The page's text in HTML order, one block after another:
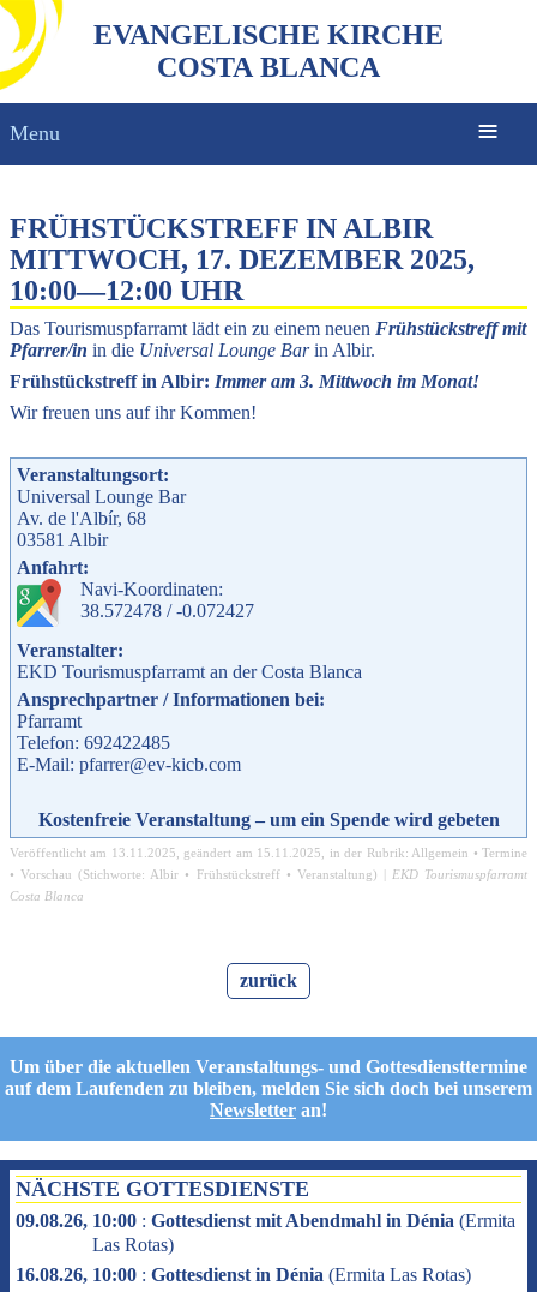
EVANGELISCHE KIRCHE
COSTA BLANCA
Menu
FRÜHSTÜCKSTREFF IN ALBIR
MITTWOCH, 17. DEZEMBER 2025,
10:00—12:00 UHR
Das Tourismuspfarramt lädt ein zu einem neuen Frühstückstreff mit
Pfarrer/in in die Universal Lounge Barin Albir.
Frühstückstreff in Albir: Immer am 3. Mittwoch im Monat!
Wir freuen uns auf ihr Kommen!
Veranstaltungsort:
Universal Lounge Bar
Av. de l'Albír, 68
03581 Albir
Anfahrt:
Navi-Koordinaten:
38.572478 / -0.072427
Veranstalter:
EKD Tourismuspfarramt an der Costa Blanca
Ansprechpartner / Informationen bei:
Pfarramt
Telefon: 692422485
E-Mail: pfarrer@ev-kicb.com
Kostenfreie Veranstaltung – um ein Spende wird gebeten
Veröffentlicht am 13.11.2025 , geändert am 15.11.2025 , in der Rubrik: Allgemein •Termine
• Vorschau (Stichworte: Albir • Frühstückstreff• Veranstaltung) | EKD Tourismuspfarramt
Costa Blanca
zurück
Um über die aktuellen Veranstaltungs- und Gottesdiensttermine
auf dem Laufenden zu bleiben, melden Sie sich doch bei unserem
Newsletter an!
NÄCHSTE GOTTESDIENSTE
09.08.26, 10:00 : Gottesdienst mit Abendmahl in Dénia (Ermita
Las Rotas)
16.08.26, 10:00 : Gottesdienst in Dénia (Ermita Las Rotas)